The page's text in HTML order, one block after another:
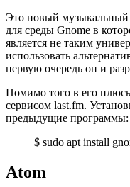
Это новый музыкальный
для среды Gnome в
является не таким
использовать
первую очередь он и
Помимо того в его
сервисом last.fm.
предыдущие программы:
$ sudo apt install
Atom